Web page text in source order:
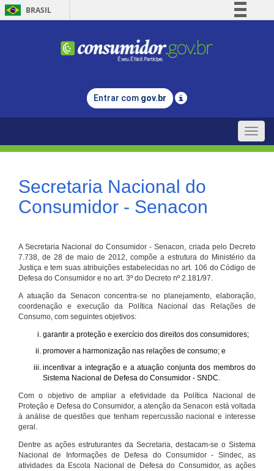
BRASIL
Comunica BR
Legislação
Entrar com gov.br
Toggle
Secretaria Nacional do
Consumidor - Senacon
A Secretaria Nacional do Consumidor - Senacon, criada pelo Decreto
7.738, de 28 de maio de 2012, compõe a estrutura do Ministério da
Justiça e tem suas atribuições estabelecidas no art. 106 do Código de
Defesa do Consumidor e no art. 3º do Decreto nº 2.181/97.
A atuação da Senacon concentra-se no planejamento, elaboração,
coordenação e execução da Política Nacional das Relações de
Consumo, com seguintes objetivos:
garantir a proteção e exercício dos direitos dos consumidores;
promover a harmonização nas relações de consumo; e
incentivar a integração e a atuação conjunta dos membros do
Sistema Nacional de Defesa do Consumidor - SNDC.
Com o objetivo de ampliar a efetividade da Política Nacional de
Proteção e Defesa do Consumidor, a atenção da Senacon está voltada
à análise de questões que tenham repercussão nacional e interesse
geral.
Dentre as ações estruturantes da Secretaria, destacam-se o Sistema
Nacional de Informações de Defesa do Consumidor - Sindec, as
atividades da Escola Nacional de Defesa do Consumidor, as ações